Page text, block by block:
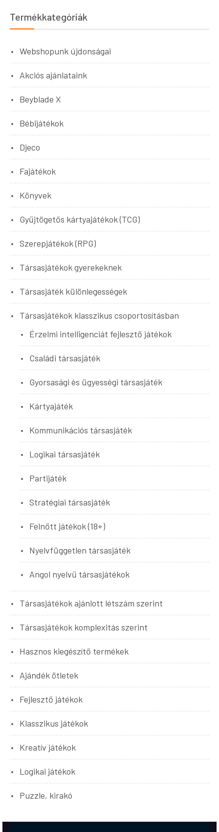
Termékkategóriák
Webshopunk újdonságai
Akciós ajánlataink
Beyblade X
Bébijátékok
Djeco
Fajátékok
Könyvek
Gyűjtögetős kártyajátékok (TCG)
Szerepjátékok (RPG)
Társasjátékok gyerekeknek
Társasjáték különlegességek
Társasjátékok klasszikus csoportosításban
Érzelmi intelligenciát fejlesztő játékok
Családi társasjáték
Gyorsasági és ügyességi társasjáték
Kártyajáték
Kommunikációs társasjáték
Logikai társasjáték
Partijáték
Stratégiai társasjáték
Felnőtt játékok (18+)
Nyelvfüggetlen társasjáték
Angol nyelvű társasjátékok
Társasjátékok ajánlott létszám szerint
Társasjátékok komplexitás szerint
Hasznos kiegészítő termékek
Ajándék ötletek
Fejlesztő játékok
Klasszikus játékok
Kreatív játékok
Logikai játékok
Puzzle, kirakó